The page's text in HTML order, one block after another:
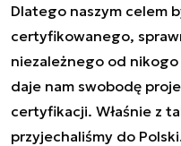
Dlatego naszym celem
certyfikowanego,
niezależnego od
daje nam swobodę
certyfikacji. Właśnie z
przyjechaliśmy do